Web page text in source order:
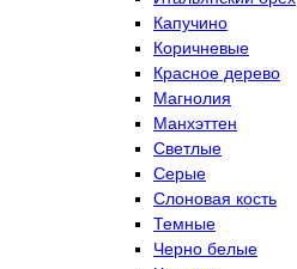
Капучино
Коричневые
Красное дерево
Магнолия
Манхэттен
Светлые
Серые
Слоновая кость
Темные
Черно белые